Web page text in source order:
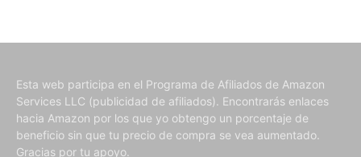
Esta web participa en el Programa de Afiliados de Amazon
Services LLC (publicidad de afiliados). Encontrarás enlaces
hacia Amazon por los que yo obtengo un porcentaje de
beneficio sin que tu precio de compra se vea aumentado.
Gracias por tu apoyo.